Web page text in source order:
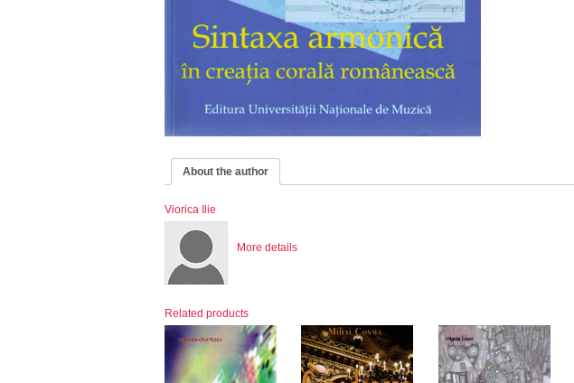
About the author
Viorica Ilie
More details
Related products